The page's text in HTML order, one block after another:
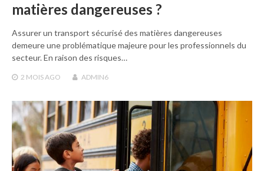
matières dangereuses ?
Assurer un transport sécurisé des matières dangereuses
demeure une problématique majeure pour les professionnels du
secteur. En raison des risques…
2 MOISAGO ADMIN6